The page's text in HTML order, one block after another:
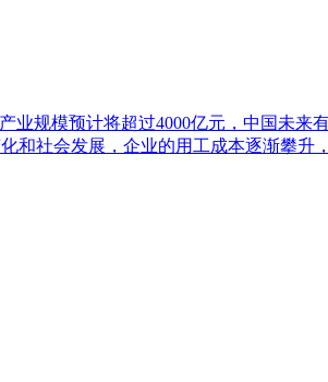
规模预计将超过4000亿元，中国未来
社会发展，企业的用工成本逐渐攀升